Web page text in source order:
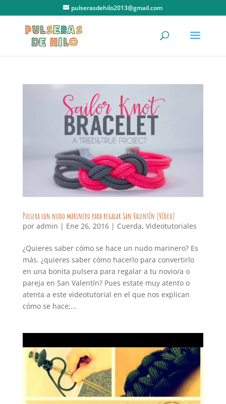
pulserasdehilo2013@gmail.com
Pulsera con nudo marinero para regalar San Valentín (Vídeo)
por admin | Ene 26, 2016| Cuerda, Videotutoriales
¿Quieres saber cómo se hace un nudo marinero? Es
más. ¿quieres saber cómo hacerlo para convertirlo
en una bonita pulsera para regalar a tu novio/a o
pareja en San Valentín? Pues estate muy atento o
atenta a este videotutorial en el que nos explican
cómo se hace;...